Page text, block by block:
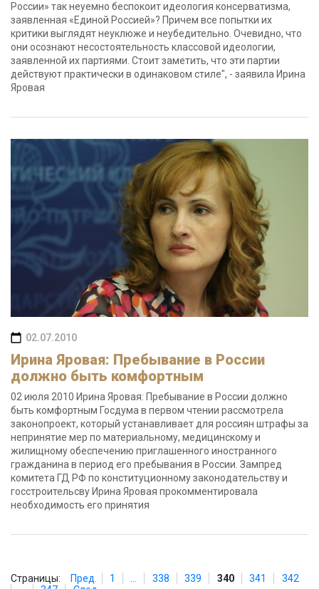
России» так неуемно беспокоит идеология консерватизма,
заявленная «Единой Россией»? Причем все попытки их
критики выглядят неуклюже и неубедительно. Очевидно, что
они осознают несостоятельность классовой идеологии,
заявленной их партиями. Стоит заметить, что эти партии
действуют практически в одинаковом стиле", - заявила Ирина
Яровая
02.07.2010
Ирина Яровая: Пребывание в России
должно быть комфортным
02 июля 2010 Ирина Яровая: Пребывание в России должно
быть комфортным Госдума в первом чтении рассмотрела
законопроект, который устанавливает для россиян штрафы за
непринятие мер по материальному, медицинскому и
жилищному обеспечению приглашенного иностранного
гражданина в период его пребывания в России. Зампред
комитета ГД РФ по конституционному законодательству и
госстроительсву Ирина Яровая прокомментировала
необходимость его принятия
Страницы: Пред. 1 338 339 340 341
342